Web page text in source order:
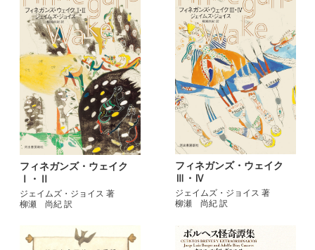
フィネガンズ・ウェイク
Ⅰ・Ⅱ
ジェイムズ・ジョイス 著
柳瀬 尚紀 訳
フィネガンズ・ウェイク
Ⅲ・Ⅳ
ジェイムズ・ジョイス 著
柳瀬 尚紀 訳